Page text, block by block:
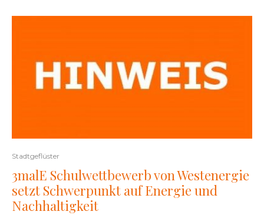
Stadtgeflüster
3malE Schulwettbewerb von Westenergie
setzt Schwerpunkt auf Energie und
Nachhaltigkeit